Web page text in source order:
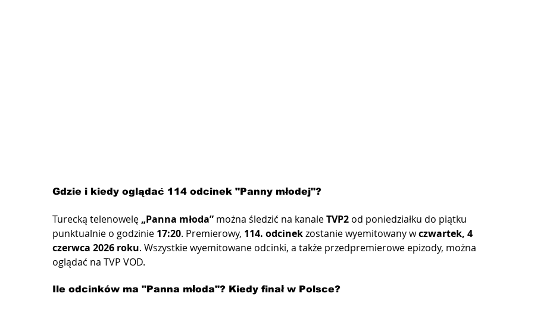
Gdzie i kiedy oglądać 114 odcinek "Panny młodej"?
Turecką telenowelę „Panna młoda” można śledzić na kanale TVP2 od poniedziałku do piątku
punktualnie o godzinie 17:20. Premierowy, 114. odcinek zostanie wyemitowany w czwartek, 4
czerwca 2026 roku. Wszystkie wyemitowane odcinki, a także przedpremierowe epizody, można
oglądać na TVP VOD.
Ile odcinków ma "Panna młoda"? Kiedy finał w Polsce?